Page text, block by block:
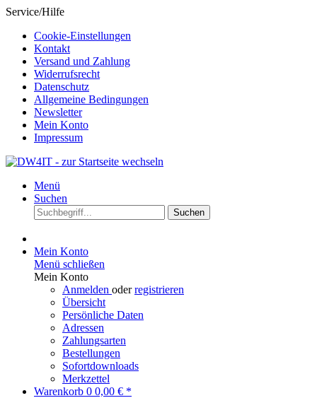
Service/Hilfe
Cookie-Einstellungen
Kontakt
Versand und Zahlung
Widerrufsrecht
Datenschutz
Allgemeine Bedingungen
Newsletter
Mein Konto
Impressum
Menü
Suchen
Suchen
Mein Konto
Menü schließen
Mein Konto
Anmelden oderregistrieren
Übersicht
Persönliche Daten
Adressen
Zahlungsarten
Bestellungen
Sofortdownloads
Merkzettel
Warenkorb 0 0,00 € *